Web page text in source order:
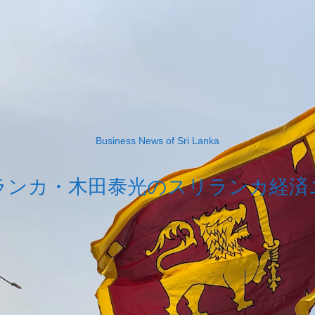
Business News of Sri Lanka
ンカ・木田泰光のスリランカ経済